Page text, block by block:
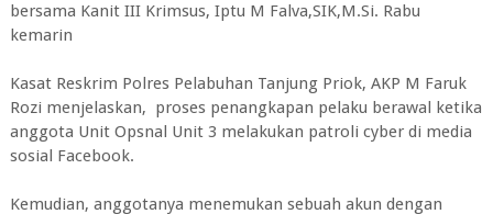
bersama Kanit III Krimsus, Iptu M Falva,SIK,M.Si. Rabu
kemarin
Kasat Reskrim Polres Pelabuhan Tanjung Priok, AKP M Faruk
Rozi menjelaskan, proses penangkapan pelaku berawal ketika
anggota Unit Opsnal Unit 3 melakukan patroli cyber di media
sosial Facebook.
Kemudian, anggotanya menemukan sebuah akun dengan